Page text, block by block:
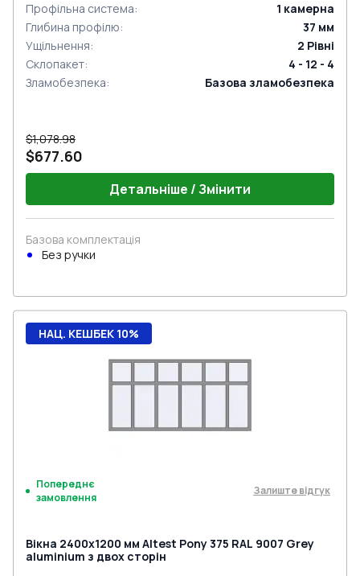
Профільна система: 1 камерна
Глибина профілю: 37 мм
Ущільнення: 2 Рівні
Склопакет:
4 - 12 - 4
Зламобезпека: Базова зламобезпека
$1,078.98
$677.60
Детальніше / Змінити
Базова комплектація
Без ручки
НАЦ. КЕШБЕК 10%
Попереднє
замовлення
Залиште відгук
Вікна 2400x1200 мм Altest Pony 375 RAL 9007 Grey
aluminium з двох сторін